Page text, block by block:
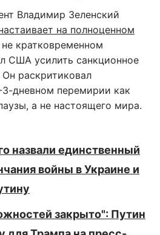
Владимир Зеленский
на полноценном
не кратковременном
США усилить санкционное
раскритиковал
дневном перемирии как
а не настоящего мира.
назвали единственный
войны в Украине и
закрыто": Путин